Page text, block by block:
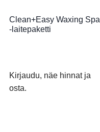
Clean+Easy Waxing Spa
-laitepaketti
Kirjaudu, näe hinnat ja
osta.